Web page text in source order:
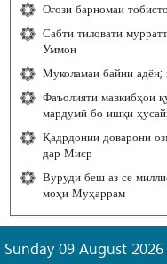
Оғози барномаи
Сабти тиловати
Уммон
Муколамаи байни адён;
Фаъолияти мавкибҳои
мардумӣ бо ишқи
Қадрдонии доварони
дар Миср
Вуруди беш аз се
моҳи Муҳаррам
Sunday 09 August 2026